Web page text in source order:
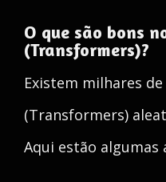
O que são bons
(Transformers)?
Existem milhares
(Transformers)
Aqui estão algumas